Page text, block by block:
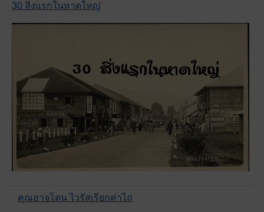
30 สิ่งแรกในหาดใหญ่
คุณอาจโดน ไวรัสเรียกค่าไถ่